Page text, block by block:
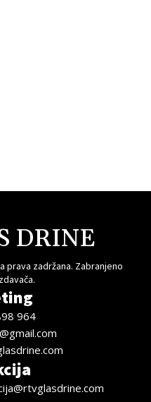
DRINE
prava zadržana. Zabranjeno
964